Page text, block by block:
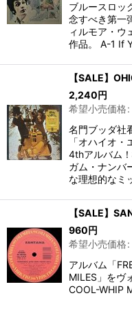
ブルースロッ
念すべき第一
ィルモア・ウ
作品。 A-1 If
【SALE】
2,240円
希望小売価格:
名門ブッダ社
「オハイオ
4thアルバム
ガム・ナンバ
な理想的なミ
【SALE】
960円
希望小売価格:
アルバム「
MILES」をヴ
COOL-WHIP